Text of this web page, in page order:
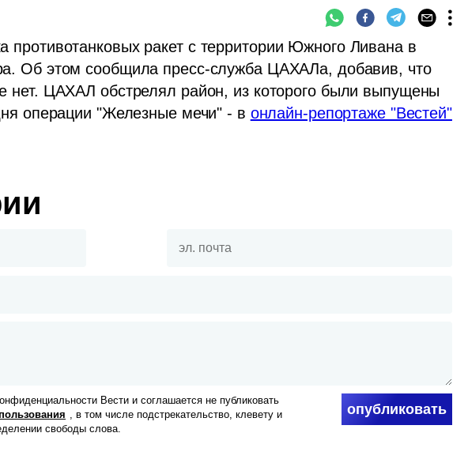
противотанковых ракет с территории Южного Ливана в
Об этом сообщила пресс-служба ЦАХАЛа, добавив, что
нет. ЦАХАЛ обстрелял район, из которого были выпущены
операции "Железные мечи" - в онлайн-репортаже "Вестей"
Вести и соглашается не публиковать
, в том числе подстрекательство, клевету и
свободы слова.
опубликовать